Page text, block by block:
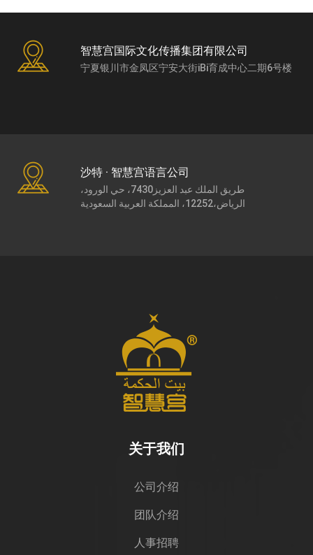
智慧宫国际文化传播集团有限公司
宁夏银川市金凤区宁安大街iBi育成中心二期6号楼
沙特 · 智慧宫语言公司
طريق الملك عبد العزيز7430، حي الورود،
الرياض،12252، المملكة العربية السعودية
关于我们
公司介绍
团队介绍
人事招聘